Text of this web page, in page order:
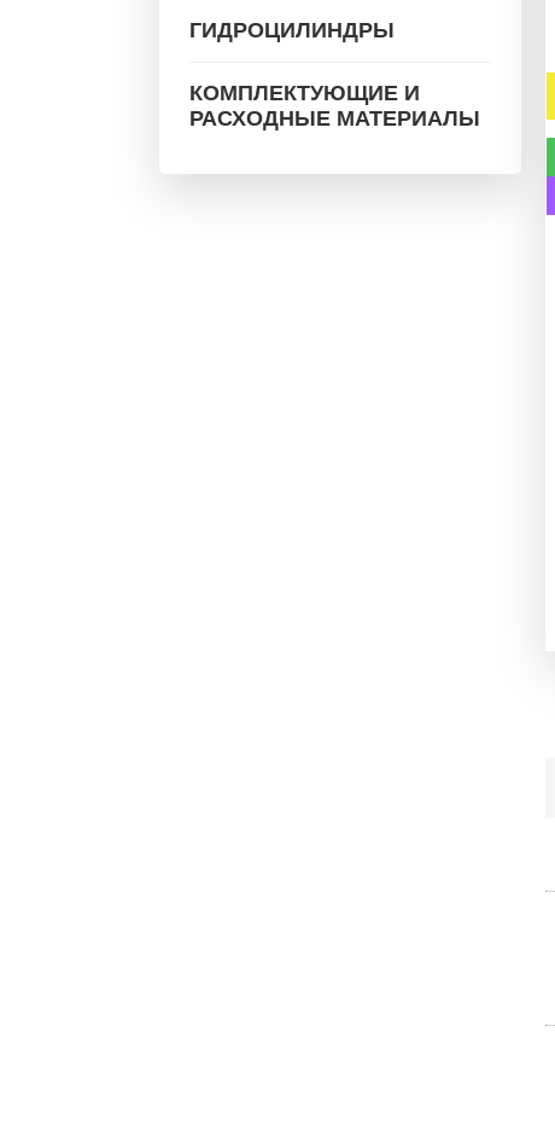
ГИДРОЦИЛИНДРЫ
КОМПЛЕКТУЮЩИЕ И
РАСХОДНЫЕ МАТЕРИАЛЫ